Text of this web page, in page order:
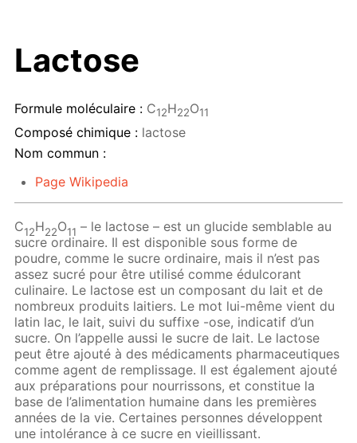
Lactose
Formule moléculaire : С12H22O11
Composé chimique : lactose
Nom commun :
Page Wikipedia
C12H22O11 – le lactose – est un glucide semblable au
sucre ordinaire. Il est disponible sous forme de
poudre, comme le sucre ordinaire, mais il n’est pas
assez sucré pour être utilisé comme édulcorant
culinaire. Le lactose est un composant du lait et de
nombreux produits laitiers. Le mot lui-même vient du
latin lac, le lait, suivi du suffixe -ose, indicatif d’un
sucre. On l’appelle aussi le sucre de lait. Le lactose
peut être ajouté à des médicaments pharmaceutiques
comme agent de remplissage. Il est également ajouté
aux préparations pour nourrissons, et constitue la
base de l’alimentation humaine dans les premières
années de la vie. Certaines personnes développent
une intolérance à ce sucre en vieillissant.